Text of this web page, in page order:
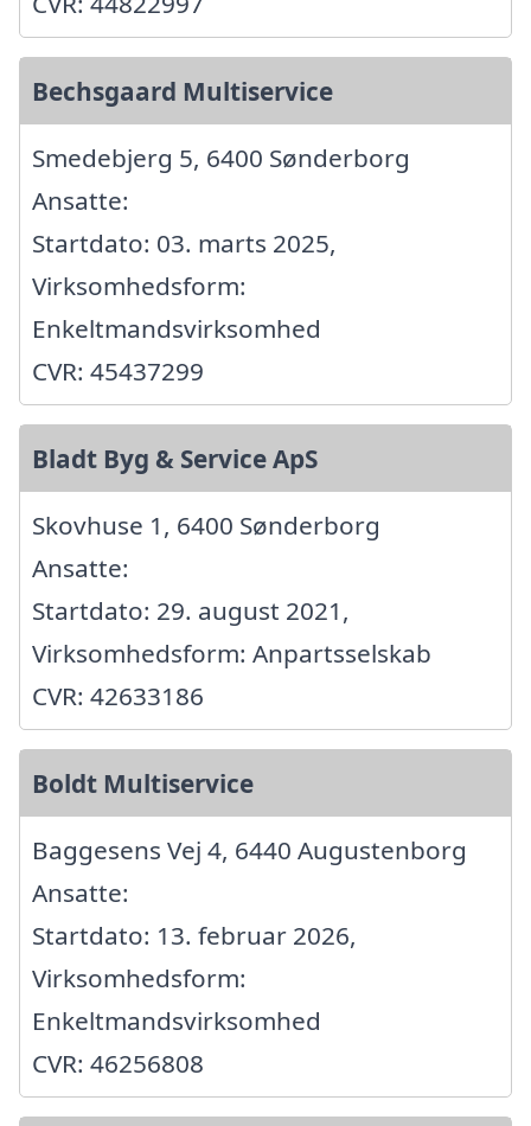
Bechsgaard Multiservice
Smedebjerg 5, 6400 Sønderborg
Ansatte:
Startdato: 03. marts 2025,
Virksomhedsform:
Enkeltmandsvirksomhed
CVR: 45437299
Bladt Byg & Service ApS
Skovhuse 1, 6400 Sønderborg
Ansatte:
Startdato: 29. august 2021,
Virksomhedsform: Anpartsselskab
CVR: 42633186
Boldt Multiservice
Baggesens Vej 4, 6440 Augustenborg
Ansatte:
Startdato: 13. februar 2026,
Virksomhedsform:
Enkeltmandsvirksomhed
CVR: 46256808